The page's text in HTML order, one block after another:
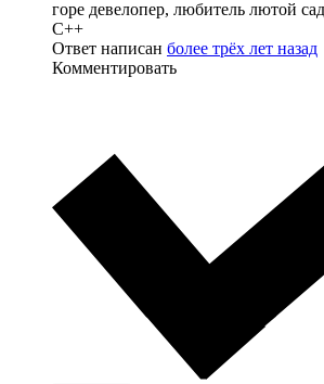
горе девелопер, любитель лютой
C++
Ответ написан более трёх лет назад
Комментировать